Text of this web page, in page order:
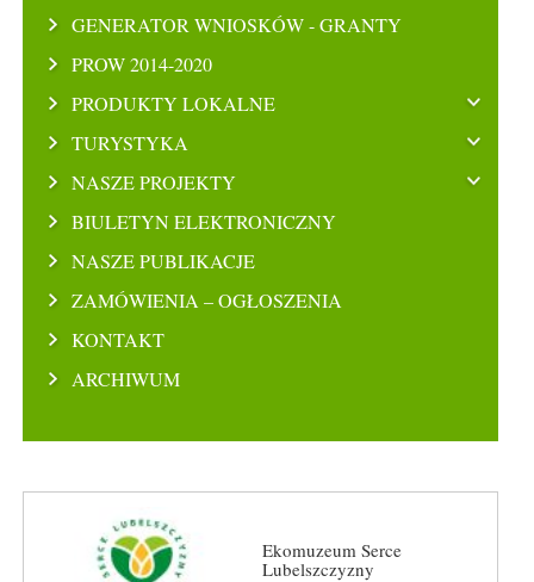
GENERATOR WNIOSKÓW - GRANTY
PROW 2014-2020
PRODUKTY LOKALNE
TURYSTYKA
NASZE PROJEKTY
BIULETYN ELEKTRONICZNY
NASZE PUBLIKACJE
ZAMÓWIENIA – OGŁOSZENIA
KONTAKT
ARCHIWUM
Ekomuzeum Serce
Lubelszczyzny